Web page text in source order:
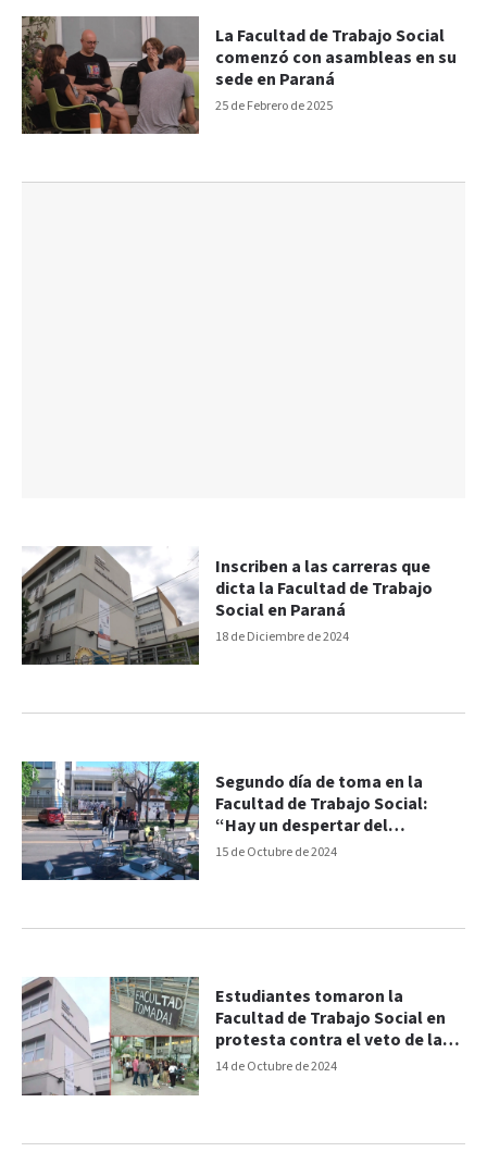
25 de Febrero de 2025
La Facultad de Trabajo Social
comenzó con asambleas en su
sede en Paraná
18 de Diciembre de 2024
Inscriben a las carreras que
dicta la Facultad de Trabajo
Social en Paraná
15 de Octubre de 2024
Segundo día de toma en la
Facultad de Trabajo Social:
“Hay un despertar del
movimiento estudiantil”,
14 de Octubre de 2024
Estudiantes tomaron la
Facultad de Trabajo Social en
protesta contra el veto de la
Ley de Financiamiento